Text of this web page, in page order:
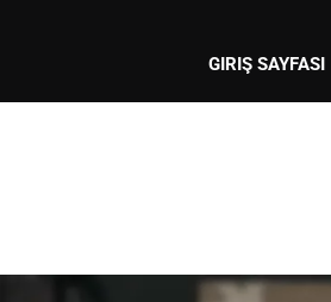
GIRIŞ SAYFASI